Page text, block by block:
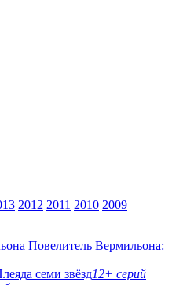
2012 2011 2010 2009
Повелитель Вермильона:
семи звёзд12+ серий